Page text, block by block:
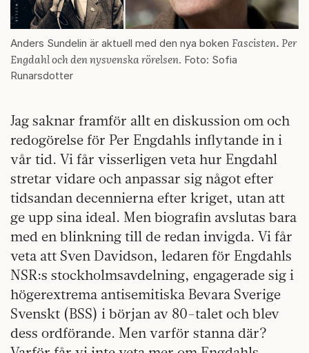
Anders Sundelin är aktuell med den nya boken Fascisten. Per
Engdahl och den nysvenska rörelsen. Foto: Sofia
Runarsdotter
Jag saknar framför allt en diskussion om och
redogörelse för Per Engdahls inflytande in i
vår tid. Vi får visserligen veta hur Engdahl
stretar vidare och anpassar sig något efter
tidsandan decennierna efter kriget, utan att
ge upp sina ideal. Men biografin avslutas bara
med en blinkning till de redan invigda. Vi får
veta att Sven Davidson, ledaren för Engdahls
NSR:s stockholmsavdelning, engagerade sig i
högerextrema antisemitiska Bevara Sverige
Svenskt (BSS) i början av 80-talet och blev
dess ordförande. Men varför stanna där?